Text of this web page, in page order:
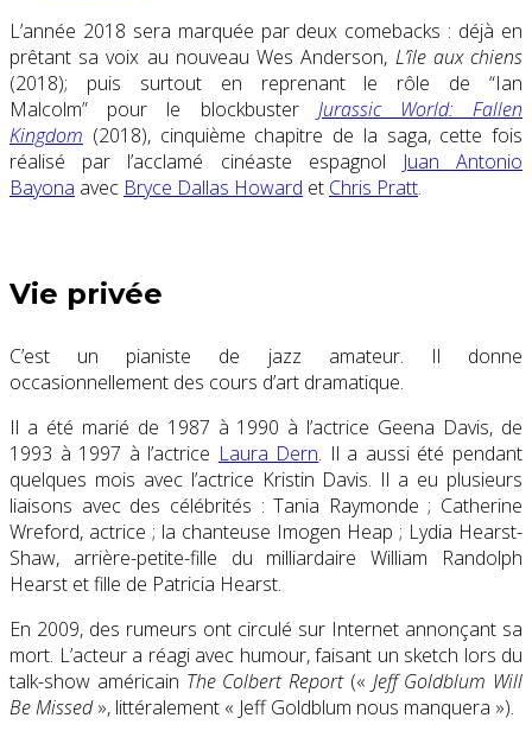
L’année 2018 sera marquée par deux comebacks : déjà en
prêtant sa voix au nouveau Wes Anderson, L’île aux chiens
(2018); puis surtout en reprenant le rôle de “Ian
Malcolm” pour le blockbuster Jurassic World: Fallen
Kingdom (2018), cinquième chapitre de la saga, cette fois
réalisé par l’acclamé cinéaste espagnol Juan Antonio
Bayona avec Bryce Dallas Howard et Chris Pratt.
Vie privée
C’est un pianiste de jazz amateur. Il donne
occasionnellement des cours d’art dramatique.
Il a été marié de 1987 à 1990 à l’actrice Geena Davis, de
1993 à 1997 à l’actrice Laura Dern. Il a aussi été pendant
quelques mois avec l’actrice Kristin Davis. Il a eu plusieurs
liaisons avec des célébrités : Tania Raymonde ; Catherine
Wreford, actrice ; la chanteuse Imogen Heap ; Lydia Hearst-
Shaw, arrière-petite-fille du milliardaire William Randolph
Hearst et fille de Patricia Hearst.
En 2009, des rumeurs ont circulé sur Internet annonçant sa
mort. L’acteur a réagi avec humour, faisant un sketch lors du
talk-show américain The Colbert Report(« Jeff Goldblum Will
Be Missed», littéralement « Jeff Goldblum nous manquera »).